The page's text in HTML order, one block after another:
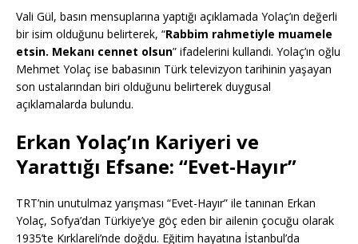
Vali Gül, basın mensuplarına yaptığı açıklamada Yolaç’ın değerli
bir isim olduğunu belirterek, “Rabbim rahmetiyle muamele
etsin. Mekanı cennet olsun” ifadelerini kullandı. Yolaç’ın oğlu
Mehmet Yolaç ise babasının Türk televizyon tarihinin yaşayan
son ustalarından biri olduğunu belirterek duygusal
açıklamalarda bulundu.
Erkan Yolaç’ın Kariyeri ve
Yarattığı Efsane: “Evet-Hayır”
TRT’nin unutulmaz yarışması “Evet-Hayır” ile tanınan Erkan
Yolaç, Sofya’dan Türkiye’ye göç eden bir ailenin çocuğu olarak
1935’te Kırklareli’nde doğdu. Eğitim hayatına İstanbul’da